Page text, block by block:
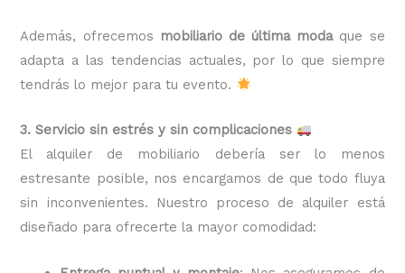
Además, ofrecemos mobiliario de última modaque se
adapta a las tendencias actuales, por lo que siempre
tendrás lo mejor para tu evento.
3. Servicio sin estrés y sin complicaciones
El alquiler de mobiliario debería ser lo menos
estresante posible, nos encargamos de que todo fluya
sin inconvenientes. Nuestro proceso de alquiler está
diseñado para ofrecerte la mayor comodidad: